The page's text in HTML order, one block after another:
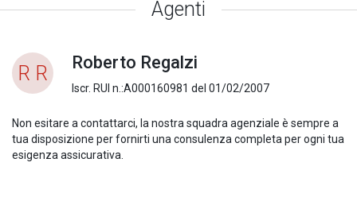
Agenti
R R Roberto Regalzi
Iscr. RUI n.:A000160981 del 01/02/2007
Non esitare a contattarci, la nostra squadra agenziale è sempre a
tua disposizione per fornirti una consulenza completa per ogni tua
esigenza assicurativa.